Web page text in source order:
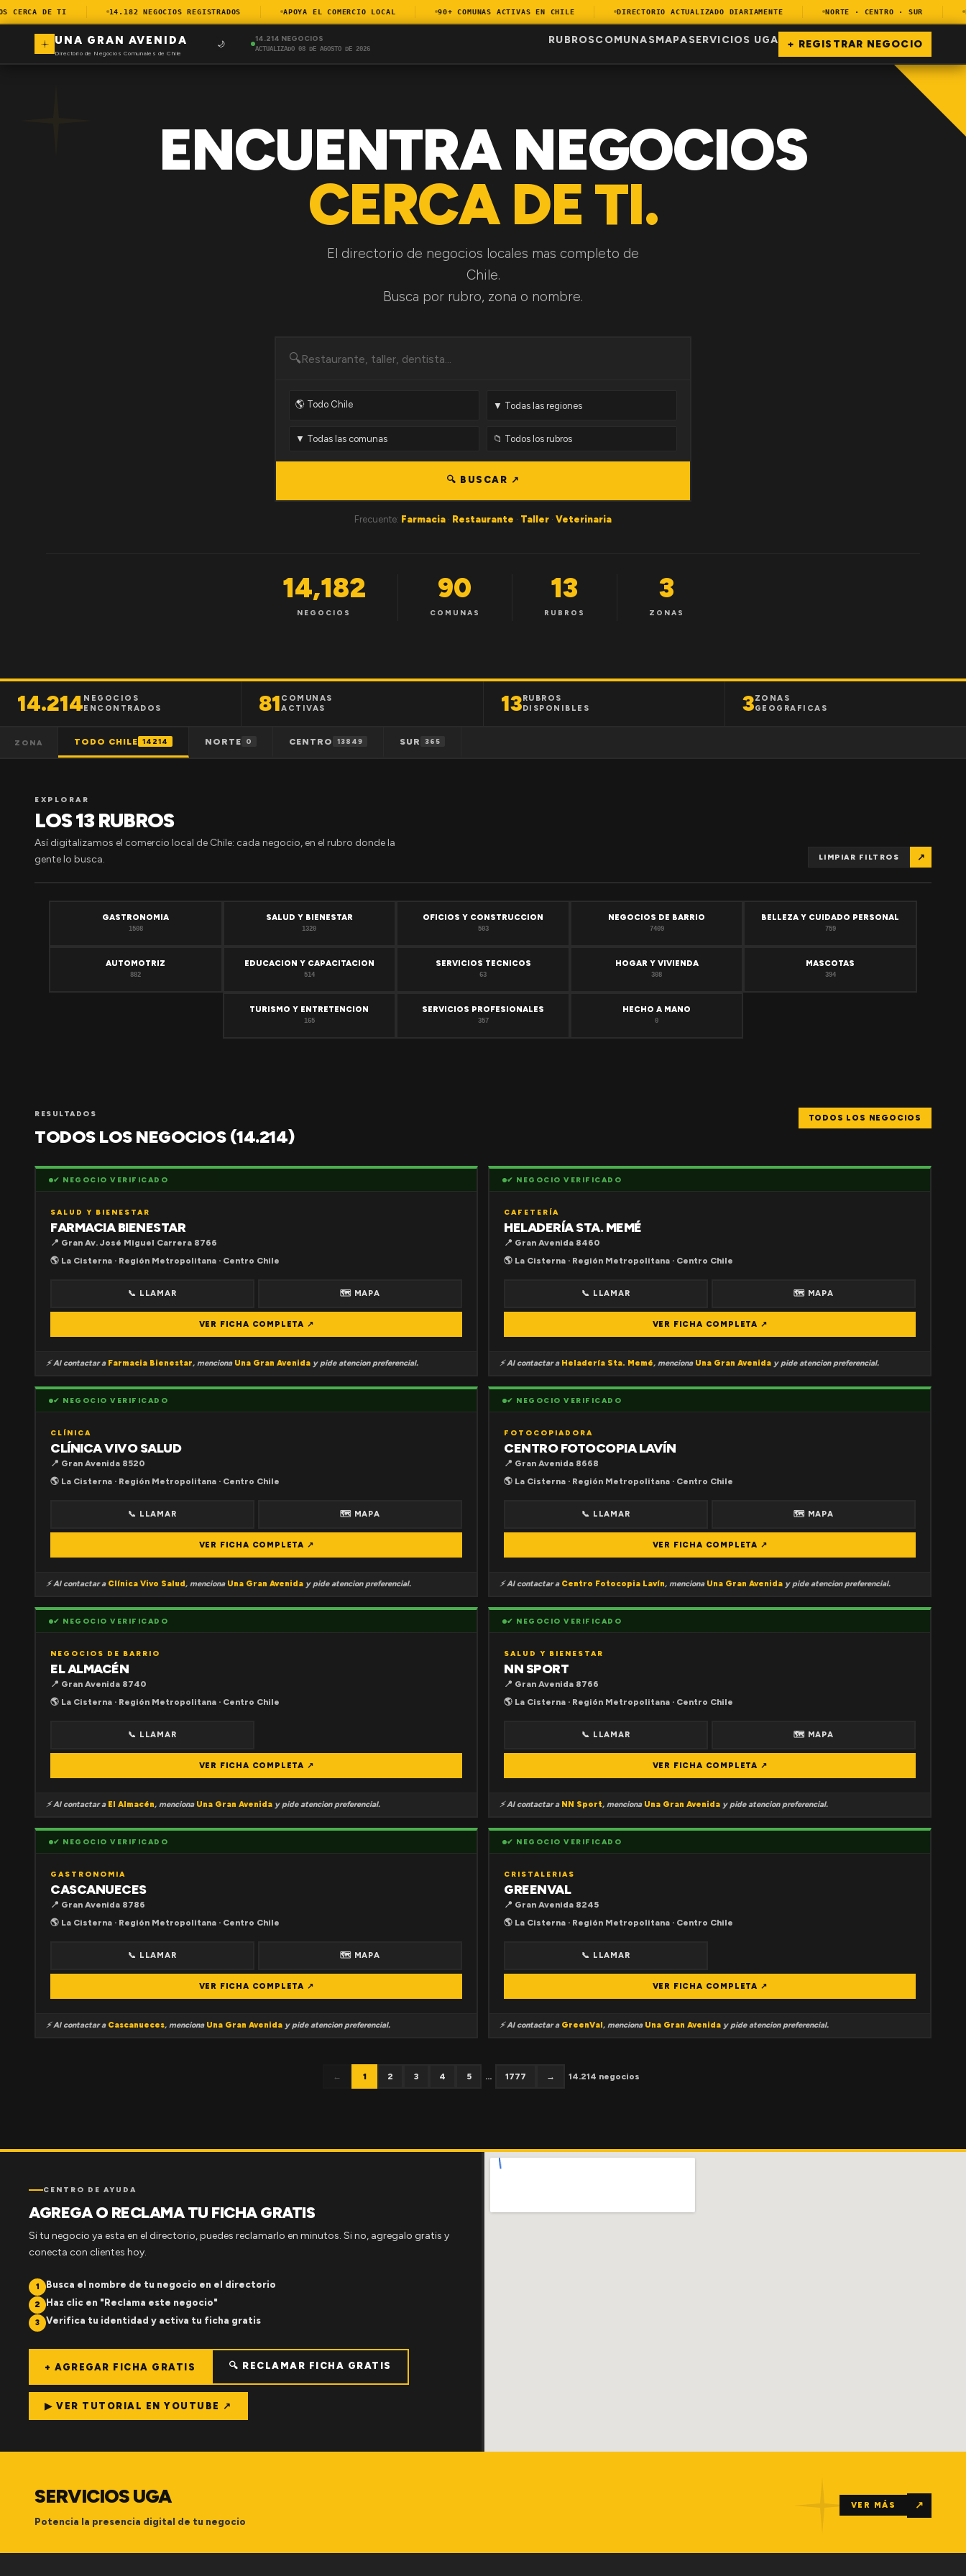
DE TI 14.182 NEGOCIOS REGISTRADOS APOYA EL COMERCIO LOCAL 90+ COMUNAS ACTIVAS EN CHILE DIRECTORIO ACTUALIZADO DIARIAMENTE NORTE · CENTRO · SUR
UNA GRAN AVENIDA
Directorio de Negocios Comunales de Chile
🌙
14.214 NEGOCIOS
ACTUALIZADO 08 DE AGOSTO DE 2026
RUBROSCOMUNASMAPASERVICIOS UGA + REGISTRAR NEGOCIO
ENCUENTRA NEGOCIOS
CERCA DE TI.
El directorio de negocios locales mas completo de
Chile.
Busca por rubro, zona o nombre.
🔍
🔍 BUSCAR ↗
Frecuente: Farmacia · Restaurante · Taller · Veterinaria
14,182
NEGOCIOS
90
COMUNAS
13
RUBROS
3
ZONAS
14.214NEGOCIOS
ENCONTRADOS
81COMUNAS
ACTIVAS
13RUBROS
DISPONIBLES
3ZONAS
GEOGRAFICAS
ZONA TODO CHILE 14214 NORTE 0 CENTRO 13849 SUR 365
EXPLORAR
LOS 13 RUBROS
Así digitalizamos el comercio local de Chile: cada negocio, en el rubro donde la
gente lo busca.
LIMPIAR FILTROS ↗
GASTRONOMIA
1508
SALUD Y BIENESTAR
1320
OFICIOS Y CONSTRUCCION
503
NEGOCIOS DE BARRIO
7409
BELLEZA Y CUIDADO PERSONAL
759
AUTOMOTRIZ
882
EDUCACION Y CAPACITACION
514
SERVICIOS TECNICOS
63
HOGAR Y VIVIENDA
308
MASCOTAS
394
TURISMO Y ENTRETENCION
165
SERVICIOS PROFESIONALES
357
HECHO A MANO
0
RESULTADOS
TODOS LOS NEGOCIOS (14.214)
TODOS LOS NEGOCIOS
✔ NEGOCIO VERIFICADO
SALUD Y BIENESTAR
FARMACIA BIENESTAR
📍 Gran Av. José Miguel Carrera 8766
🌎 La Cisterna · Región Metropolitana · Centro Chile
📞 LLAMAR 🗺 MAPA
VER FICHA COMPLETA ↗
⚡ Al contactar a Farmacia Bienestar, menciona Una Gran Avenida y pide atencion preferencial.
✔ NEGOCIO VERIFICADO
CAFETERÍA
HELADERÍA STA. MEMÉ
📍 Gran Avenida 8460
🌎 La Cisterna · Región Metropolitana · Centro Chile
📞 LLAMAR 🗺 MAPA
VER FICHA COMPLETA ↗
⚡ Al contactar a Heladería Sta. Memé, menciona Una Gran Avenida y pide atencion preferencial.
✔ NEGOCIO VERIFICADO
CLÍNICA
CLÍNICA VIVO SALUD
📍 Gran Avenida 8520
🌎 La Cisterna · Región Metropolitana · Centro Chile
📞 LLAMAR 🗺 MAPA
VER FICHA COMPLETA ↗
⚡ Al contactar a Clínica Vivo Salud, menciona Una Gran Avenida y pide atencion preferencial.
✔ NEGOCIO VERIFICADO
FOTOCOPIADORA
CENTRO FOTOCOPIA LAVÍN
📍 Gran Avenida 8668
🌎 La Cisterna · Región Metropolitana · Centro Chile
📞 LLAMAR 🗺 MAPA
VER FICHA COMPLETA ↗
⚡ Al contactar a Centro Fotocopia Lavín, menciona Una Gran Avenida y pide atencion preferencial.
✔ NEGOCIO VERIFICADO
NEGOCIOS DE BARRIO
EL ALMACÉN
📍 Gran Avenida 8740
🌎 La Cisterna · Región Metropolitana · Centro Chile
📞 LLAMAR
VER FICHA COMPLETA ↗
⚡ Al contactar a El Almacén, menciona Una Gran Avenida y pide atencion preferencial.
✔ NEGOCIO VERIFICADO
SALUD Y BIENESTAR
NN SPORT
📍 Gran Avenida 8766
🌎 La Cisterna · Región Metropolitana · Centro Chile
📞 LLAMAR 🗺 MAPA
VER FICHA COMPLETA ↗
⚡ Al contactar a NN Sport, menciona Una Gran Avenida y pide atencion preferencial.
✔ NEGOCIO VERIFICADO
GASTRONOMIA
CASCANUECES
📍 Gran Avenida 8786
🌎 La Cisterna · Región Metropolitana · Centro Chile
📞 LLAMAR 🗺 MAPA
VER FICHA COMPLETA ↗
⚡ Al contactar a Cascanueces, menciona Una Gran Avenida y pide atencion preferencial.
✔ NEGOCIO VERIFICADO
CRISTALERIAS
GREENVAL
📍 Gran Avenida 8245
🌎 La Cisterna · Región Metropolitana · Centro Chile
📞 LLAMAR
VER FICHA COMPLETA ↗
⚡ Al contactar a GreenVal, menciona Una Gran Avenida y pide atencion preferencial.
← 1 2 3 4 5 ... 1777 → 14.214 negocios
CENTRO DE AYUDA
AGREGA O RECLAMA TU FICHA GRATIS
Si tu negocio ya esta en el directorio, puedes reclamarlo en minutos. Si no, agregalo gratis y
conecta con clientes hoy.
1 Busca el nombre de tu negocio en el directorio
2 Haz clic en "Reclama este negocio"
3 Verifica tu identidad y activa tu ficha gratis
+ AGREGAR FICHA GRATIS 🔍 RECLAMAR FICHA GRATIS
▶ VER TUTORIAL EN YOUTUBE ↗
SERVICIOS UGA
Potencia la presencia digital de tu negocio
VER MÁS ↗